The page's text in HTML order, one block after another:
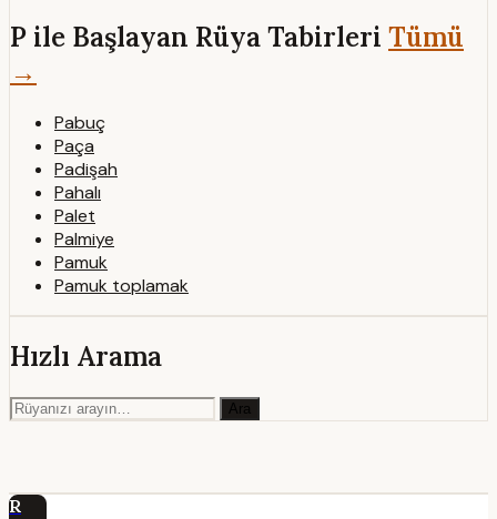
P ile Başlayan Rüya Tabirleri Tümü
→
Pabuç
Paça
Padişah
Pahalı
Palet
Palmiye
Pamuk
Pamuk toplamak
Hızlı Arama
Ara
R